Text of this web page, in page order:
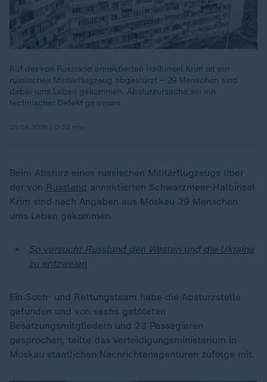
Auf der von Russland annektierten Halbinsel Krim ist ein
russisches Militärflugzeug abgestürzt – 29 Menschen sind
dabei ums Leben gekommen. Absturzursache sei ein
technischer Defekt gewesen.
Beim Absturz eines russischen Militärflugzeugs über
der von Russland annektierten Schwarzmeer-Halbinsel
Krim sind nach Angaben aus Moskau 29 Menschen
ums Leben gekommen.
So versucht Russland den Westen und die Ukraine
zu entzweien
Ein Such- und Rettungsteam habe die Absturzstelle
gefunden und von sechs getöteten
Besatzungsmitgliedern und 23 Passagieren
gesprochen, teilte das Verteidigungsministerium in
Moskau staatlichen Nachrichtenagenturen zufolge mit.